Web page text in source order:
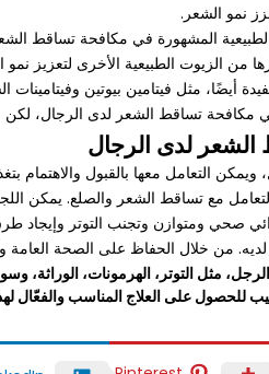
نمو الشعر.
المشهورة في مكافحة تساقط
من الزيوت الطبيعية الأخرى لتعزيز
أيضًا، مثل فيتامين بيوتين
مكافحة تساقط الشعر لدى الرجال،
الشعر لدى الرجال
التعامل معها بالقبول والاهتمام
مع تساقط الشعر والصلع. يمكن
غذائي صحي ومتوازن وتجنب التوتر
من خلال الحفاظ على الصحة العامة
مثل التوتر، الهرمونات، الوراثة،
على العلاج المناسب والفعّال